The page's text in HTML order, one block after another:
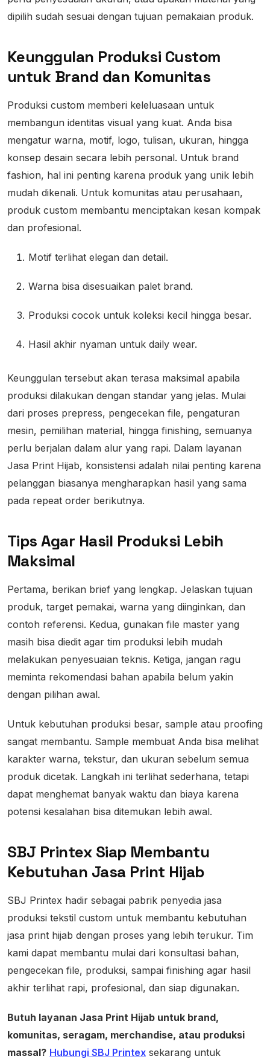
dipilih sudah sesuai dengan tujuan pemakaian produk.
Keunggulan Produksi Custom
untuk Brand dan Komunitas
Produksi custom memberi keleluasaan untuk
membangun identitas visual yang kuat. Anda bisa
mengatur warna, motif, logo, tulisan, ukuran, hingga
konsep desain secara lebih personal. Untuk brand
fashion, hal ini penting karena produk yang unik lebih
mudah dikenali. Untuk komunitas atau perusahaan,
produk custom membantu menciptakan kesan kompak
dan profesional.
Motif terlihat elegan dan detail.
Warna bisa disesuaikan palet brand.
Produksi cocok untuk koleksi kecil hingga besar.
Hasil akhir nyaman untuk daily wear.
Keunggulan tersebut akan terasa maksimal apabila
produksi dilakukan dengan standar yang jelas. Mulai
dari proses prepress, pengecekan file, pengaturan
mesin, pemilihan material, hingga finishing, semuanya
perlu berjalan dalam alur yang rapi. Dalam layanan
Jasa Print Hijab, konsistensi adalah nilai penting karena
pelanggan biasanya mengharapkan hasil yang sama
pada repeat order berikutnya.
Tips Agar Hasil Produksi Lebih
Maksimal
Pertama, berikan brief yang lengkap. Jelaskan tujuan
produk, target pemakai, warna yang diinginkan, dan
contoh referensi. Kedua, gunakan file master yang
masih bisa diedit agar tim produksi lebih mudah
melakukan penyesuaian teknis. Ketiga, jangan ragu
meminta rekomendasi bahan apabila belum yakin
dengan pilihan awal.
Untuk kebutuhan produksi besar, sample atau proofing
sangat membantu. Sample membuat Anda bisa melihat
karakter warna, tekstur, dan ukuran sebelum semua
produk dicetak. Langkah ini terlihat sederhana, tetapi
dapat menghemat banyak waktu dan biaya karena
potensi kesalahan bisa ditemukan lebih awal.
SBJ Printex Siap Membantu
Kebutuhan Jasa Print Hijab
SBJ Printex hadir sebagai pabrik penyedia jasa
produksi tekstil custom untuk membantu kebutuhan
jasa print hijab dengan proses yang lebih terukur. Tim
kami dapat membantu mulai dari konsultasi bahan,
pengecekan file, produksi, sampai finishing agar hasil
akhir terlihat rapi, profesional, dan siap digunakan.
Butuh layanan Jasa Print Hijab untuk brand,
komunitas, seragam, merchandise, atau produksi
massal? Hubungi SBJ Printex sekarang untuk